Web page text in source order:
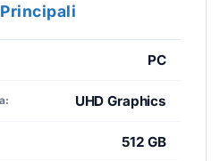
PC
UHD Graphics
512 GB